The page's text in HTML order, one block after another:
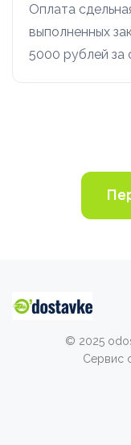
Оплата
выполненных
5000 рублей за
© 2025
Сервис